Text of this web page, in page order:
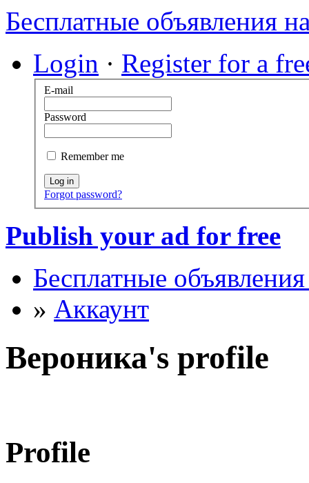
Бесплатные объявления
Login · Register for a
E-mail
Password
Remember me
Log in
Forgot password?
Publish your ad for free
Бесплатные
» Аккаунт
Вероника's profile
Profile